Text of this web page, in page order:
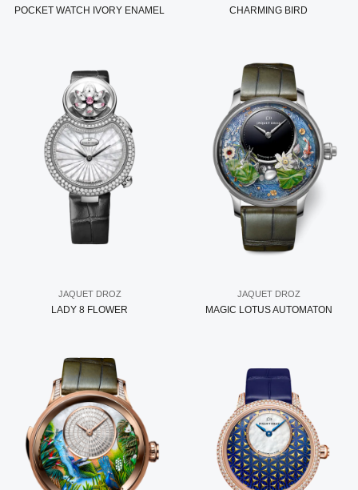
POCKET WATCH IVORY ENAMEL CHARMING BIRD
JAQUET DROZ
LADY 8 FLOWER
JAQUET DROZ
MAGIC LOTUS AUTOMATON